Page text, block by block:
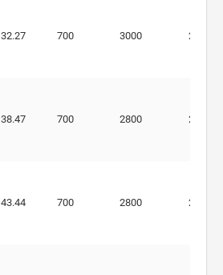
32.27 700 3000 270
38.47 700 2800 270
43.44 700 2800 250